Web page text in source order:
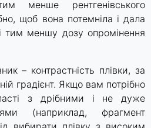
менше рентгенівського
щоб вона потемніла і дала
тим меншу дозу опромінення
– контрастність плівки, за
градієнт. Якщо вам потрібно
з дрібними і не дуже
(наприклад, фрагмент